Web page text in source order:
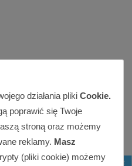
działania pliki Cookie.
poprawić się Twoje
stroną oraz możemy
reklamy. Masz
(pliki cookie) możemy
.
które utknęły w
frustrację firm, które
marketingu i